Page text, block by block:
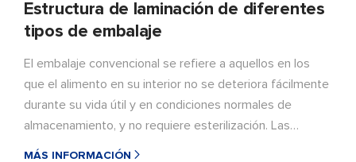
Estructura de laminación de diferentes
tipos de embalaje
El embalaje convencional se refiere a aquellos en los
que el alimento en su interior no se deteriora fácilmente
durante su vida útil y en condiciones normales de
almacenamiento, y no requiere esterilización. Las
estructuras más comunes incluyen PP/CPP aluminizado,
MÁS INFORMACIÓN